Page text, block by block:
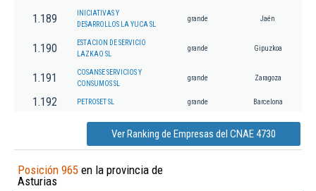
1.189
INICIATIVAS Y
DESARROLLOS LA YUCA SL
grande Jaén
1.190
ESTACION DE SERVICIO
LAZKAO SL
grande Gipuzkoa
1.191
COSANSE SERVICIOS Y
CONSUMOS SL
grande Zaragoza
1.192 PETROSET SL grande Barcelona
Ver Ranking de Empresas del CNAE 4730
Posición 965 en la provincia de
Asturias